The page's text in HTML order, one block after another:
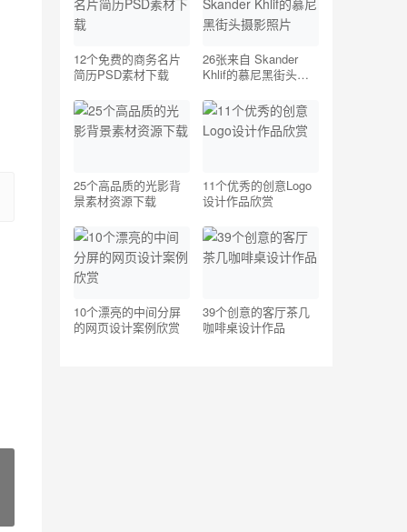
12个免费的商务名片
简历PSD素材下载
26张来自 Skander
Khlif的慕尼黑街头摄
25个高品质的光影背
景素材资源下载
11个优秀的创意Logo
设计作品欣赏
10个漂亮的中间分屏
的网页设计案例欣赏
39个创意的客厅茶几
咖啡桌设计作品